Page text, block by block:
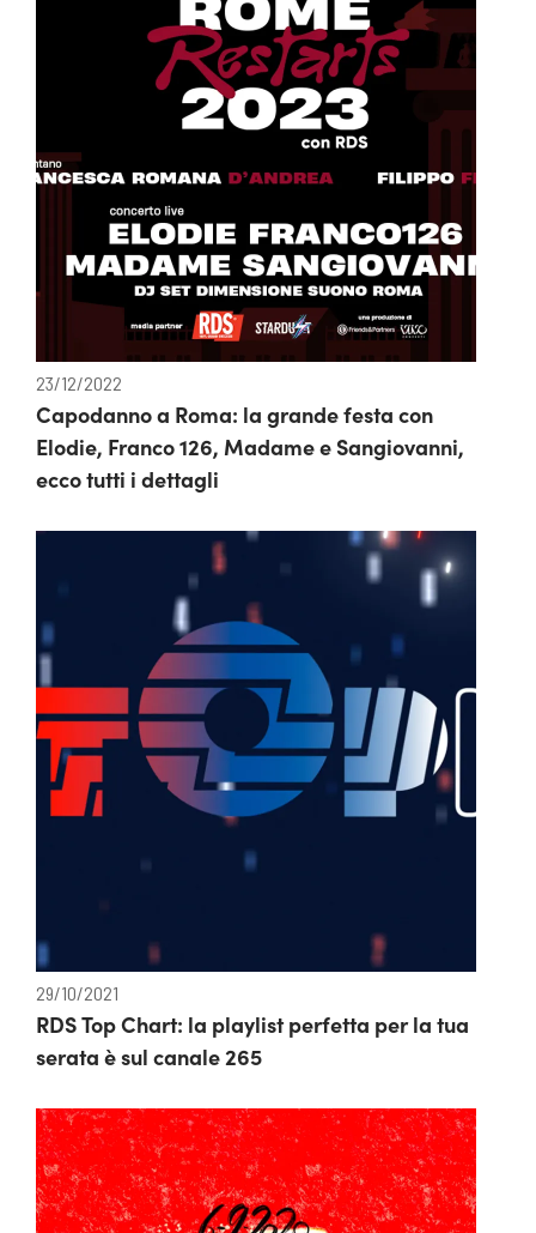
23/12/2022
Capodanno a Roma: la grande festa con
Elodie, Franco 126, Madame e Sangiovanni,
ecco tutti i dettagli
29/10/2021
RDS Top Chart: la playlist perfetta per la tua
serata è sul canale 265